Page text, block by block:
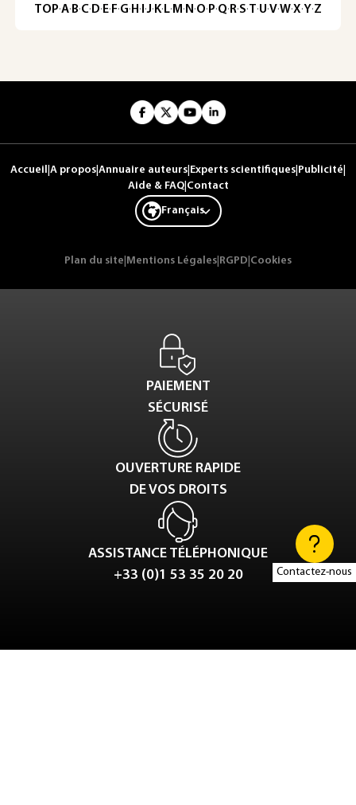
Contactez-nous
TOP·A·B·C· D· E· F·G· H · ·J· K· L· M · N ·O· P·Q· R·S·T·U·V·W·X·Y·Z
Accueil A propos Annuaire auteurs Experts scientifiques Publicité
Aide & FAQ| Contact
Français
Plan du site Mentions Légales RGPD Cookies
PAIEMENT
SÉCURISÉ
OUVERTURE RAPIDE
DE VOS DROITS
ASSISTANCE TÉLÉPHONIQUE
+33 (0)1 53 35 20 20